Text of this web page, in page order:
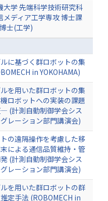
大学 先端科学技術研究科
メディア工学専攻 博士課
士(工学)
に基づく群ロボットの集
in YOKOHAMA)
を用いた群ロボットの集
ロボットへの実装の課題
(計測自動制御学会シス
レーション部門講演会)
の遠隔操作を考慮した移
による通信品質維持・管
(計測自動制御学会シス
レーション部門講演会)
を用いた群ロボットの群
定手法 (ROBOMECH in